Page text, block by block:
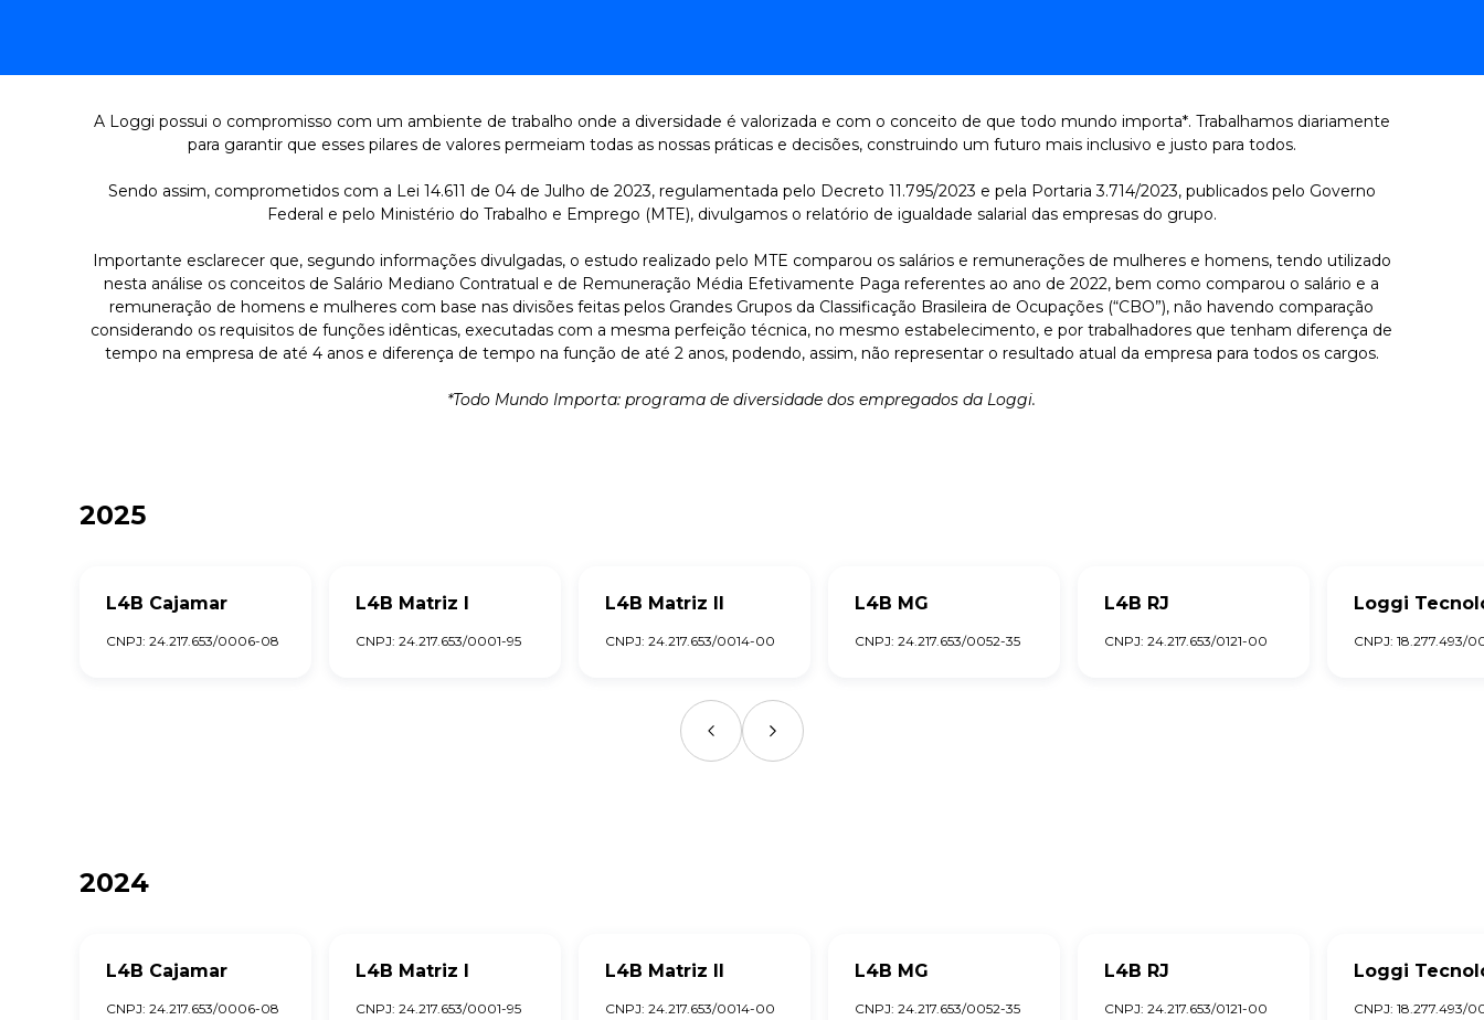
A Loggi possui o compromisso com um ambiente de trabalho onde a diversidade é valorizada e com o conceito de que todo mundo importa*. Trabalhamos diariamente
para garantir que esses pilares de valores permeiam todas as nossas práticas e decisões, construindo um futuro mais inclusivo e justo para todos.
Sendo assim, comprometidos com a Lei 14.611 de 04 de Julho de 2023, regulamentada pelo Decreto 11.795/2023 e pela Portaria 3.714/2023, publicados pelo Governo
Federal e pelo Ministério do Trabalho e Emprego (MTE), divulgamos o relatório de igualdade salarial das empresas do grupo.
Importante esclarecer que, segundo informações divulgadas, o estudo realizado pelo MTE comparou os salários e remunerações de mulheres e homens, tendo utilizado
nesta análise os conceitos de Salário Mediano Contratual e de Remuneração Média Efetivamente Paga referentes ao ano de 2022, bem como comparou o salário e a
remuneração de homens e mulheres com base nas divisões feitas pelos Grandes Grupos da Classificação Brasileira de Ocupações (“CBO”), não havendo comparação
considerando os requisitos de funções idênticas, executadas com a mesma perfeição técnica, no mesmo estabelecimento, e por trabalhadores que tenham diferença de
tempo na empresa de até 4 anos e diferença de tempo na função de até 2 anos, podendo, assim, não representar o resultado atual da empresa para todos os cargos.
*Todo Mundo Importa: programa de diversidade dos empregados da Loggi.
2025
L4B Cajamar
CNPJ: 24.217.653/0006-08
L4B Matriz I
CNPJ: 24.217.653/0001-95
L4B Matriz II
CNPJ: 24.217.653/0014-00
L4B MG
CNPJ: 24.217.653/0052-35
L4B RJ
CNPJ: 24.217.653/0121-00
Loggi
CNPJ: 18.277.493/
2024
L4B Cajamar
CNPJ: 24.217.653/0006-08
L4B Matriz I
CNPJ: 24.217.653/0001-95
L4B Matriz II
CNPJ: 24.217.653/0014-00
L4B MG
CNPJ: 24.217.653/0052-35
L4B RJ
CNPJ: 24.217.653/0121-00
Loggi
CNPJ: 18.277.493/